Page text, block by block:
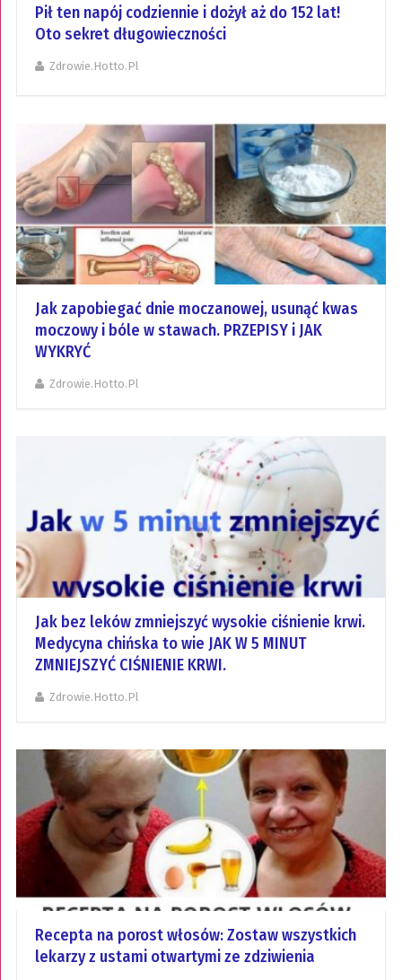
Pił ten napój codziennie i dożył aż do 152 lat!
Oto sekret długowieczności
Zdrowie.hotto.pl
Jak zapobiegać dnie moczanowej, usunąć kwas
moczowy i bóle w stawach. PRZEPISY i JAK
WYKRYĆ
Zdrowie.hotto.pl
Jak bez leków zmniejszyć wysokie ciśnienie krwi.
Medycyna chińska to wie JAK W 5 MINUT
ZMNIEJSZYĆ CIŚNIENIE KRWI.
Zdrowie.hotto.pl
Recepta na porost włosów: Zostaw wszystkich
lekarzy z ustami otwartymi ze zdziwienia